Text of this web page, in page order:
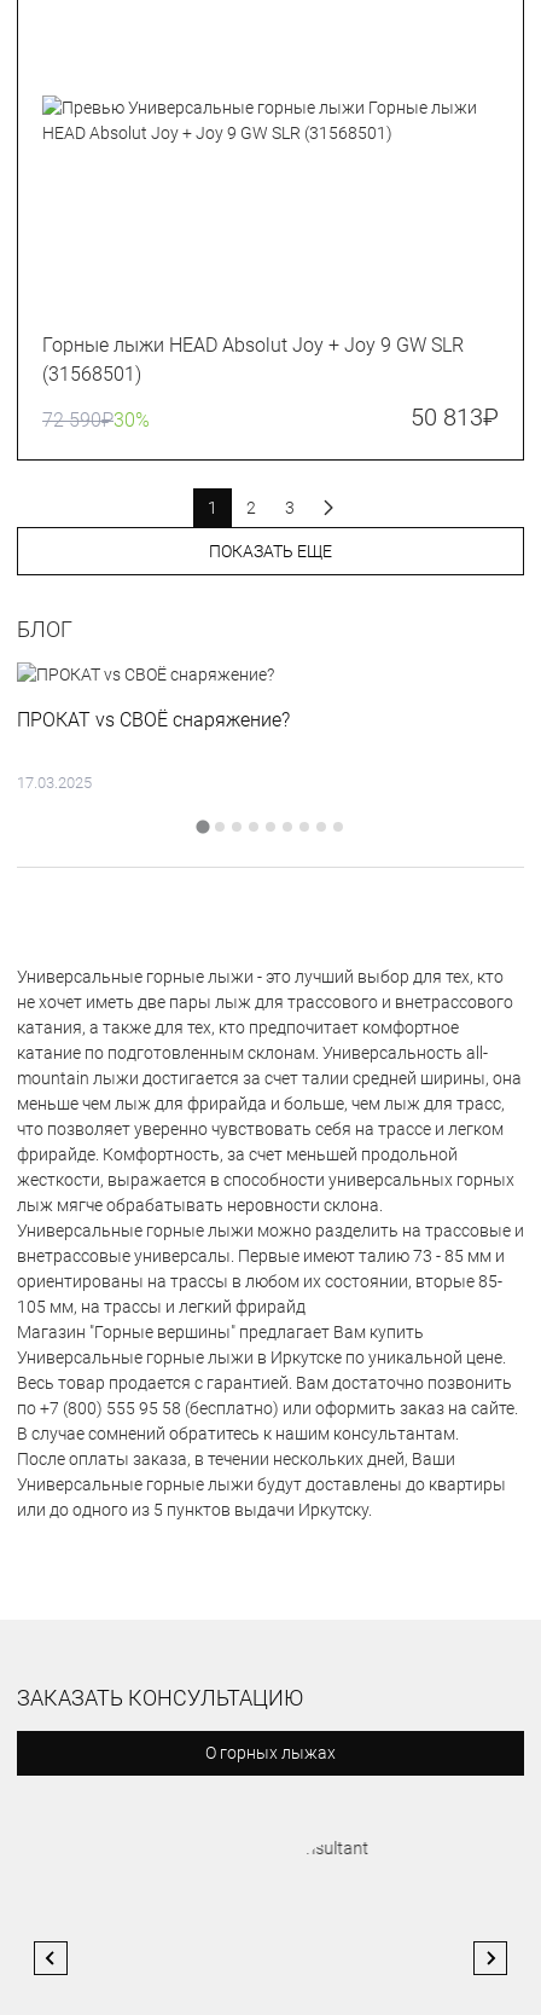
Горные лыжи HEAD Absolut Joy + Joy 9 GW SLR
(31568501)
72 590₽30% 50 813₽
ПОКАЗАТЬ ЕЩЕ
1 2 3
БЛОГ
ПРОКАТ vs СВОЁ снаряжение?
17.03.2025
Универсальные горные лыжи - это лучший выбор для тех, кто
не хочет иметь две пары лыж для трассового и внетрассового
катания, а также для тех, кто предпочитает комфортное
катание по подготовленным склонам. Универсальность all-
mountain лыжи достигается за счет талии средней ширины, она
меньше чем лыж для фрирайда и больше, чем лыж для трасс,
что позволяет уверенно чувствовать себя на трассе и легком
фрирайде. Комфортность, за счет меньшей продольной
жесткости, выражается в способности универсальных горных
лыж мягче обрабатывать неровности склона.
Универсальные горные лыжи можно разделить на трассовые и
внетрассовые универсалы. Первые имеют талию 73 - 85 мм и
ориентированы на трассы в любом их состоянии, вторые 85-
105 мм, на трассы и легкий фрирайд
Магазин "Горные вершины" предлагает Вам купить
Универсальные горные лыжи в Иркутске по уникальной цене.
Весь товар продается с гарантией. Вам достаточно позвонить
по +7 (800) 555 95 58 (бесплатно) или оформить заказ на сайте.
В случае сомнений обратитесь к нашим консультантам.
После оплаты заказа, в течении нескольких дней, Ваши
Универсальные горные лыжи будут доставлены до квартиры
или до одного из 5 пунктов выдачи Иркутску.
ЗАКАЗАТЬ КОНСУЛЬТАЦИЮ
О горных лыжах